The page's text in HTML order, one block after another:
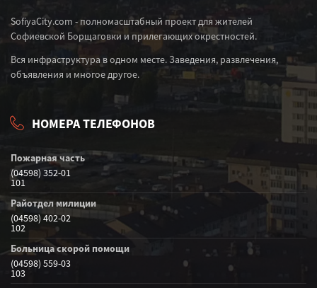
SofiyaCity.com - полномасштабный проект для жителей
Софиевской Борщаговки и прилегающих окрестностей.
Вся инфраструктура в одном месте. Заведения, развлечения,
объявления и многое другое.
НОМЕРА ТЕЛЕФОНОВ
Пожарная часть
(04598) 352-01
101
Райотдел милиции
(04598) 402-02
102
Больница скорой помощи
(04598) 559-03
103